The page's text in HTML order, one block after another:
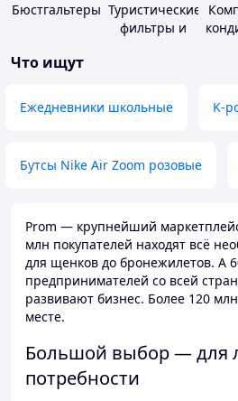
Бюстгальтеры Туристические
фильтры и
Что ищут
Ежедневники школьные K-
Бутсы Nike Air Zoom розовые
Prom — крупнейший
млн покупателей находят всё
для щенков до бронежилетов. А
предпринимателей со всей
развивают бизнес. Более 120
месте.
Большой выбор — для
потребности